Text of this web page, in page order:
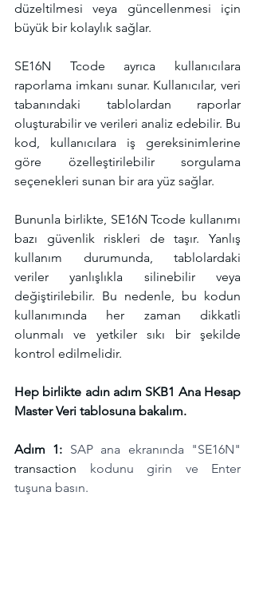
düzeltilmesi veya güncellenmesi için
büyük bir kolaylık sağlar.
SE16N Tcode ayrıca kullanıcılara
raporlama imkanı sunar. Kullanıcılar, veri
tabanındaki tablolardan raporlar
oluşturabilir ve verileri analiz edebilir. Bu
kod, kullanıcılara iş gereksinimlerine
göre özelleştirilebilir sorgulama
seçenekleri sunan bir ara yüz sağlar.
Bununla birlikte, SE16N Tcode kullanımı
bazı güvenlik riskleri de taşır. Yanlış
kullanım durumunda, tablolardaki
veriler yanlışlıkla silinebilir veya
değiştirilebilir. Bu nedenle, bu kodun
kullanımında her zaman dikkatli
olunmalı ve yetkiler sıkı bir şekilde
kontrol edilmelidir.
Hep birlikte adın adım SKB1 Ana Hesap
Master Veri tablosuna bakalım.
Adım 1:
transaction kodunu girin ve Enter
tuşuna basın.